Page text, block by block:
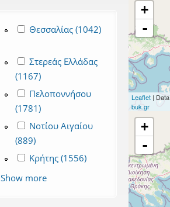
Apply Θεσσαλίας filter
Θεσσαλίας (1042)
Apply Στερεάς Ελλάδας filter
Στερεάς Ελλάδας
(1167) Apply Στερεάς Ελλάδας filter
Apply Πελοποννήσου filter
Πελοποννήσου
(1781) Apply Πελοποννήσου filter
Apply Νοτίου Αιγαίου filter
Νοτίου Αιγαίου
(889)
Apply Κρήτης filter
Κρήτης (1556)Apply Κρήτης filter
Show more
+
-
Leaflet | Data
buk.gr
+
-